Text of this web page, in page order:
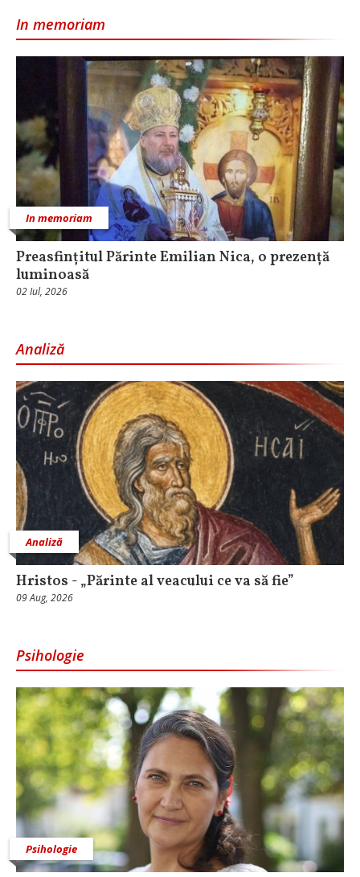
In memoriam
In memoriam
Preasfințitul Părinte Emilian Nica, o prezență
luminoasă
02 Iul, 2026
Analiză
Analiză
Hristos - „Părinte al veacului ce va să fie”
09 Aug, 2026
Psihologie
Psihologie